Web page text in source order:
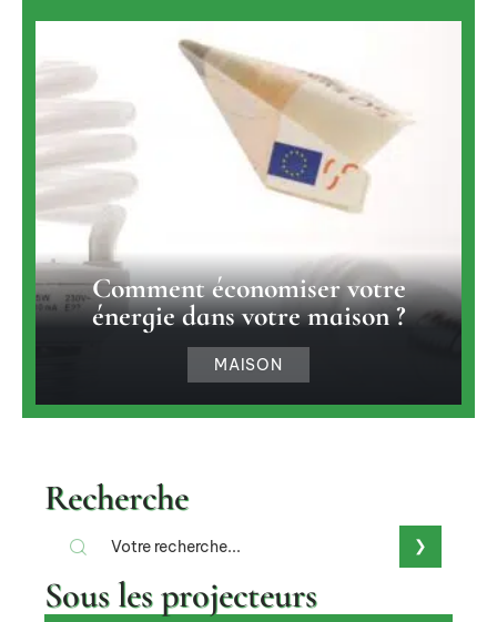
Comment économiser votre
énergie dans votre maison ?
MAISON
Recherche
Sous les projecteurs